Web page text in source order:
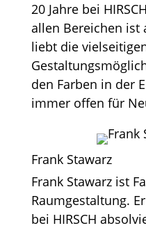
20 Jahre bei
allen Bereichen ist
liebt die
den Farben in der
immer offen für
Frank Stawarz
Frank Stawarz ist
Raumgestaltung.
bei HIRSCH